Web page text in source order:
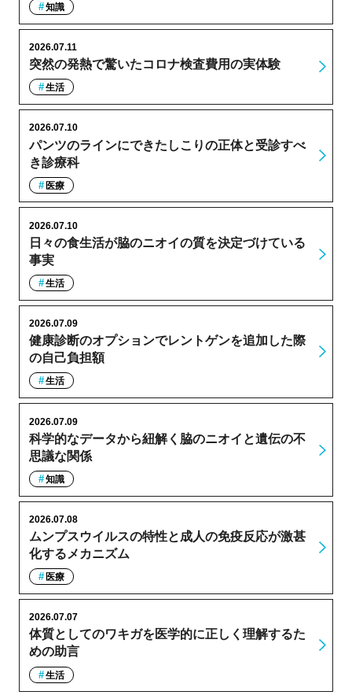
知識
突然の発熱で驚いたコロナ検査費用の実体験
2026.07.11
生活
パンツのラインにできたしこりの正体と受診すべ
き診療科
2026.07.10
医療
日々の食生活が脇のニオイの質を決定づけている
事実
2026.07.10
生活
健康診断のオプションでレントゲンを追加した際
の自己負担額
2026.07.09
生活
科学的なデータから紐解く脇のニオイと遺伝の不
思議な関係
2026.07.09
知識
ムンプスウイルスの特性と成人の免疫反応が激甚
化するメカニズム
2026.07.08
医療
体質としてのワキガを医学的に正しく理解するた
めの助言
2026.07.07
生活